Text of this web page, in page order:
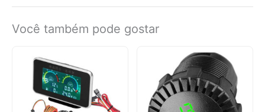
Você também pode gostar